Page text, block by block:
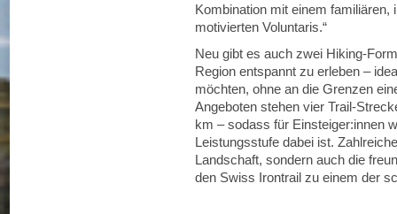
Kombination mit einem
motivierten Voluntaris.“
Neu gibt es auch zwei Hiking-
Region entspannt zu erleben –
möchten, ohne an die Grenzen
Angeboten stehen vier Trail-
km – sodass für Einsteiger:innen
Leistungsstufe dabei ist.
Landschaft, sondern auch die
den Swiss Irontrail zu einem der